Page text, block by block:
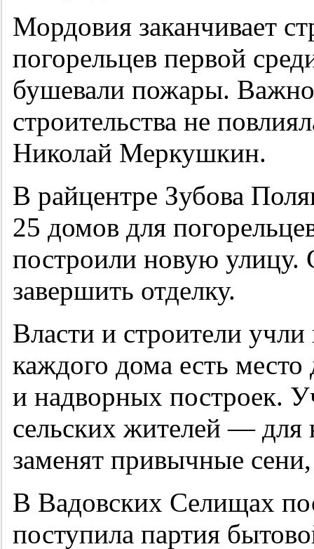
Мордовия заканчивает
погорельцев первой
бушевали пожары.
строительства не
Николай Меркушкин.
В райцентре Зубова
25 домов для
построили новую улицу.
завершить отделку.
Власти и строители
каждого дома есть место
и надворных построек.
сельских жителей — для
заменят привычные
В Вадовских Селищах
поступила партия